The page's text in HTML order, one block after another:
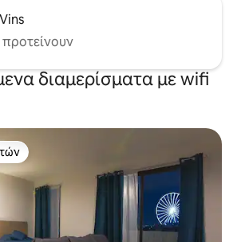
προτείνουν
διαμερίσματα με wifi